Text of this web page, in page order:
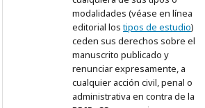
modalidades (véase en línea
editorial lostipos de estudio)
ceden sus derechos sobre el
manuscrito publicado y
renunciar expresamente, a
cualquier acción civil, penal o
administrativa en contra de la